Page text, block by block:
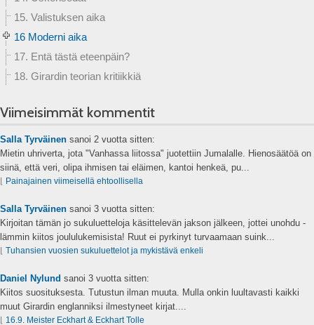
15. Valistuksen aika
16 Moderni aika
17. Entä tästä eteenpäin?
18. Girardin teorian kritiikkiä
Viimeisimmät kommentit
Salla Tyrväinen sanoi 2 vuotta sitten:
Mietin uhriverta, jota "Vanhassa liitossa" juotettiin Jumalalle. Hienosäätöä on
siinä, että veri, olipa ihmisen tai eläimen, kantoi henkeä, pu...
Painajainen viimeisellä ehtoollisella
Salla Tyrväinen sanoi 3 vuotta sitten:
Kirjoitan tämän jo sukuluetteloja käsittelevän jakson jälkeen, jottei unohdu -
lämmin kiitos joululukemisista! Ruut ei pyrkinyt turvaamaan suink...
Tuhansien vuosien sukuluettelot ja mykistävä enkeli
Daniel Nylund sanoi 3 vuotta sitten:
Kiitos suosituksesta. Tutustun ilman muuta. Mulla onkin luultavasti kaikki
muut Girardin englanniksi ilmestyneet kirjat....
16.9. Meister Eckhart & Eckhart Tolle